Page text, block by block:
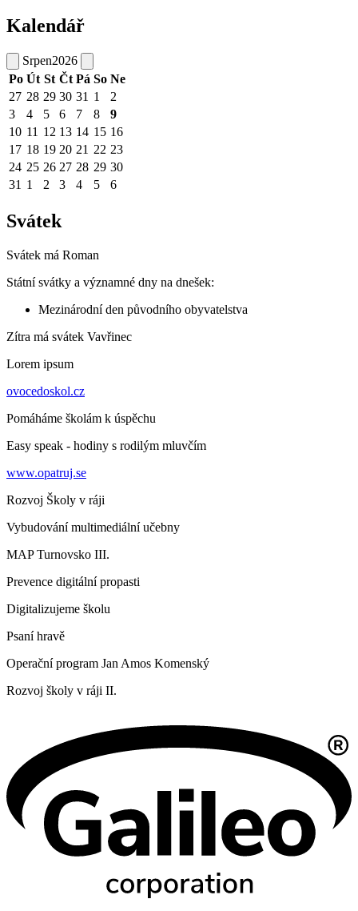
Kalendář
Srpen2026
Po Út St Čt Pá So Ne
27 28 29 30 31 1
2
3
4 5 6 7 8
9
10 11 12 13 14 15 16
17 18 19 20 21 22 23
24 25 26 27 28 29 30
31 1 2 3 4 5 6
Svátek
Svátek má Roman
Státní svátky a významné dny na dnešek:
Mezinárodní den původního obyvatelstva
Zítra má svátek Vavřinec
Lorem ipsum
ovocedoskol.cz
Pomáháme školám k úspěchu
Easy speak - hodiny s rodilým mluvčím
www.opatruj.se
Rozvoj Školy v ráji
Vybudování multimediální učebny
MAP Turnovsko III.
Prevence digitální propasti
Digitalizujeme školu
Psaní hravě
Operační program Jan Amos Komenský
Rozvoj školy v ráji II.